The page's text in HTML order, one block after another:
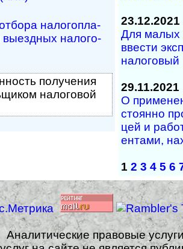
нало­го­пла­
выезд­ных нало­го­
полу­че­ния
нало­го­вой
23.12.2021
Для малых
ввести
29.11.2021
О
с­то­ян­но
цей и
ен­тами,
1 2 3 4 5 6
Аналитические правовые